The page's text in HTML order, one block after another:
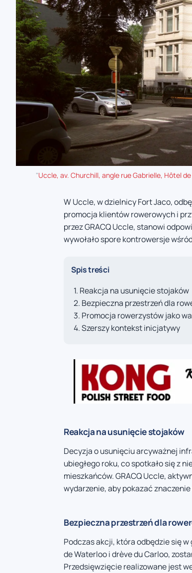
"Uccle, av. Churchill, angle rue Gabrielle, Hôtel
W Uccle, w dzielnicy Fort Jaco,
promocja klientów rowerowych i
przez GRACQ Uccle, stanowi
wywołało spore kontrowersje
Spis treści
Reakcja na usunięcie stojaków
Bezpieczna przestrzeń dla
Promocja rowerzystów jako
Szerszy kontekst inicjatywy
Reakcja na usunięcie stojaków
Decyzja o usunięciu arcyważnej
ubiegłego roku, co spotkało się z
mieszkańców. GRACQ Uccle,
wydarzenie, aby pokazać
Bezpieczna przestrzeń dla
Podczas akcji, która odbędzie się
de Waterloo i drève du Carloo,
Przedsięwzięcie realizowane jest